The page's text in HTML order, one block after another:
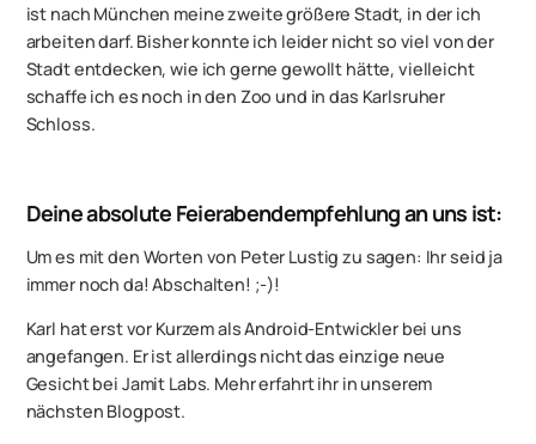
ist nach München meine zweite größere Stadt, in der ich
arbeiten darf. Bisher konnte ich leider nicht so viel von der
Stadt entdecken, wie ich gerne gewollt hätte, vielleicht
schaffe ich es noch in den Zoo und in das Karlsruher
Schloss.
Deine absolute Feierabendempfehlung an uns ist:
Um es mit den Worten von Peter Lustig zu sagen: Ihr seid ja
immer noch da! Abschalten! ;-)!
Karl hat erst vor Kurzem als Android-Entwickler bei uns
angefangen. Er ist allerdings nicht das einzige neue
Gesicht bei Jamit Labs. Mehr erfahrt ihr in unserem
nächsten Blogpost.